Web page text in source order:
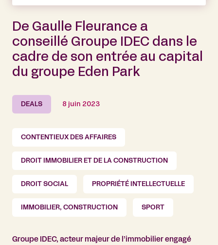
De Gaulle Fleurance a
conseillé Groupe IDEC dans le
cadre de son entrée au capital
du groupe Eden Park
DEALS 8 juin 2023
CONTENTIEUX DES AFFAIRES
DROIT IMMOBILIER ET DE LA CONSTRUCTION
DROIT SOCIAL PROPRIÉTÉ INTELLECTUELLE
IMMOBILIER, CONSTRUCTION SPORT
Groupe IDEC, acteur majeur de l’immobilier engagé